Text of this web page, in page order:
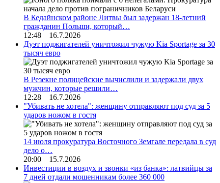
В Кедайнском районе Литвы был задержан 18-летний
гражданин Польши, который…
12:48 16.7.2026
Дуэт поджигателей уничтожил чужую Kia Sportage за 30
тысяч евро
В Резекне полицейские вычислили и задержали двух
мужчин, которые решили…
12:28 16.7.2026
"Убивать не хотела": женщину отправляют под суд за 5
ударов ножом в гостя
14 июля прокуратура Восточного Земгале передала в суд
дело о…
20:00 15.7.2026
Инвестиции в воздух и звонки «из банка»: латвийцы за
7 дней отдали мошенникам более 360 000